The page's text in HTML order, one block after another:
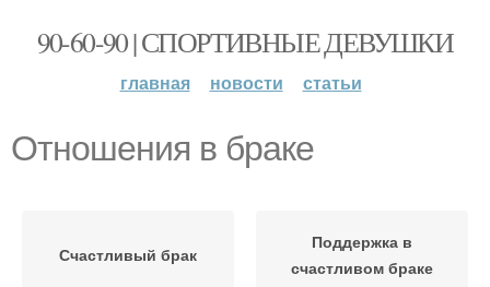
90-60-90 | СПОРТИВНЫЕ ДЕВУШКИ
главная новости статьи
Отношения в браке
Счастливый брак
Поддержка в
счастливом браке